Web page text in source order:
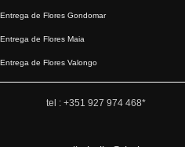
Entrega de Flores Gondomar
Entrega de Flores Maia
Entrega de Flores Valongo
tel : +351 927 974 468*